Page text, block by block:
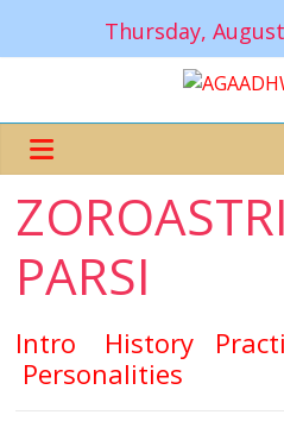
Thursday,
PARSI
Intro History
Personalities